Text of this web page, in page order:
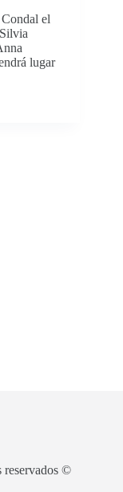
el
lugar
reservados ©